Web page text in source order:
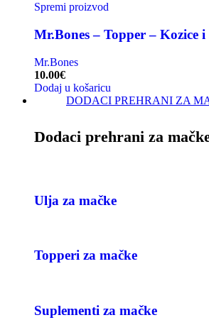
Spremi proizvod
Mr.Bones – Topper – Kozice
Mr.Bones
10.00€
Dodaj u košaricu
DODACI PREHRANI ZA
Dodaci prehrani za
Ulja za mačke
Topperi za mačke
Suplementi za mačke